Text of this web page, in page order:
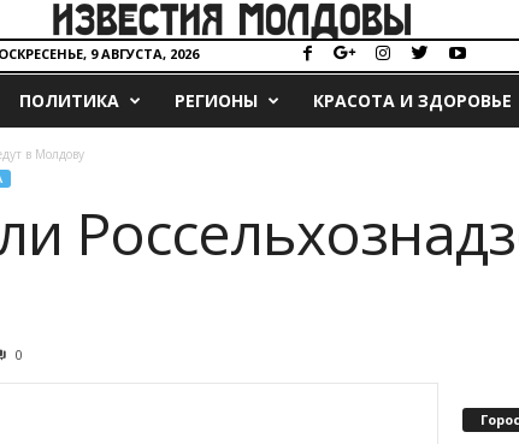
9 АВГУСТА, 2026
ПОЛИТИКА РЕГИОНЫ КРАСОТА И ЗДОРОВЬЕ
в Молдову
0